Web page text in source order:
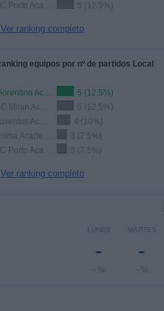
5 (12.5%)
Ver ranking completo
equipos por nº de partidos Local
Fiorentina Academy
5 (12.5%)
5 (12.5%)
4 (10%)
3 (7.5%)
3 (7.5%)
Ver ranking completo
LUNES
-
- %
MARTES
-
- %